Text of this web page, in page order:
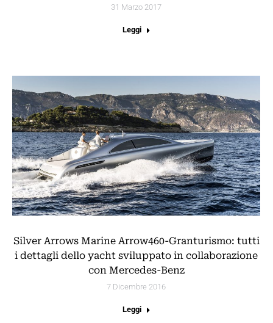
31 Marzo 2017
Leggi
Silver Arrows Marine Arrow460-Granturismo: tutti
i dettagli dello yacht sviluppato in collaborazione
con Mercedes-Benz
7 Dicembre 2016
Leggi